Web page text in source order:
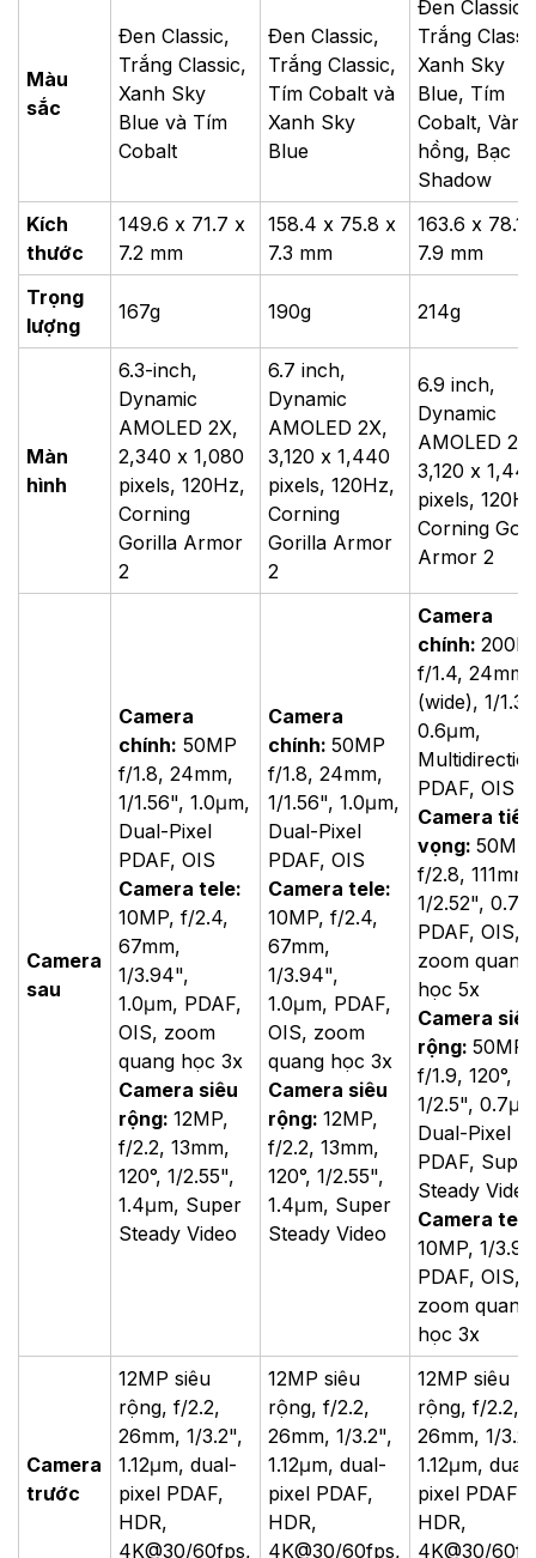
Màu
sắc
Đen Classic,
Trắng Classic,
Xanh Sky
Blue và Tím
Cobalt
Đen Classic,
Trắng Classic,
Tím Cobalt và
Xanh Sky
Blue
Đen Classic,
Trắng
Xanh Sky
Blue, Tím
Cobalt, Vàng
hồng, Bạc
Shadow
Kích
thước
149.6 x 71.7 x
7.2 mm
158.4 x 75.8 x
7.3 mm
163.6 x 78.1
7.9 mm
Trọng
lượng
167g 190g 214g
Màn
hình
6.3-inch,
Dynamic
AMOLED 2X,
2,340 x 1,080
pixels, 120Hz,
Corning
Gorilla Armor
2
6.7 inch,
Dynamic
AMOLED 2X,
3,120 x 1,440
pixels, 120Hz,
Corning
Gorilla Armor
2
6.9 inch,
Dynamic
AMOLED
3,120 x
pixels,
Corning
Armor 2
Camera
sau
Camera
chính: 50MP
f/1.8, 24mm,
1/1.56", 1.0μm,
Dual-Pixel
PDAF, OIS
Camera tele:
10MP, f/2.4,
67mm,
1/3.94",
1.0μm, PDAF,
OIS, zoom
quang học 3x
Camera siêu
rộng:12MP,
f/2.2, 13mm,
120°, 1/2.55",
1.4μm, Super
Steady Video
Camera
chính:50MP
f/1.8, 24mm,
1/1.56", 1.0μm,
Dual-Pixel
PDAF, OIS
Camera tele:
10MP, f/2.4,
67mm,
1/3.94",
1.0μm, PDAF,
OIS, zoom
quang học 3x
Camera siêu
rộng:12MP,
f/2.2, 13mm,
120°, 1/2.55",
1.4μm, Super
Steady Video
Camera
chính:
f/1.4, 24mm
(wide), 1/
0.6μm,
PDAF, OIS
Camera
vọng:50MP,
f/2.8, 111mm,
1/2.52",
PDAF, OIS,
zoom quang
học 5x
Camera
rộng:50MP,
f/1.9, 120°,
1/2.5",
Dual-Pixel
PDAF,
Steady Video
Camera
10MP, 1/
PDAF, OIS,
zoom quang
học 3x
Camera
trước
12MP siêu
rộng, f/2.2,
26mm, 1/3.2",
1.12μm, dual-
pixel PDAF,
HDR,
4K@30/60fps,
12MP siêu
rộng, f/2.2,
26mm, 1/3.2",
1.12μm, dual-
pixel PDAF,
HDR,
4K@30/60fps,
12MP siêu
rộng, f/2.2,
26mm, 1/
1.12μm, dual-
pixel PDAF,
HDR,
4K@30/